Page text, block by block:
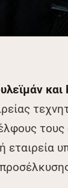
και
τους